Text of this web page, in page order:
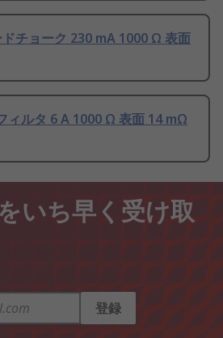
チョーク 230 mA 1000 Ω 表面
ィルタ 6 A 1000 Ω 表面 14 mΩ
いち早く受け取
登録